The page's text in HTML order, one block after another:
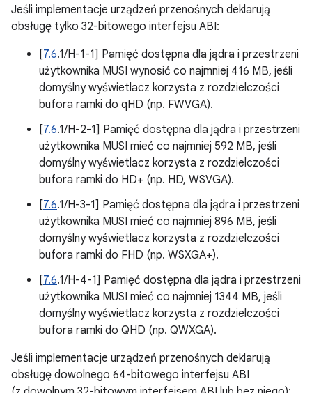
Jeśli implementacje urządzeń przenośnych deklarują
obsługę tylko 32-bitowego interfejsu ABI:
[7.6.1/H-1-1] Pamięć dostępna dla jądra i przestrzeni
użytkownika MUSI wynosić co najmniej 416 MB, jeśli
domyślny wyświetlacz korzysta z rozdzielczości
bufora ramki do qHD (np. FWVGA).
[7.6.1/H-2-1] Pamięć dostępna dla jądra i przestrzeni
użytkownika MUSI mieć co najmniej 592 MB, jeśli
domyślny wyświetlacz korzysta z rozdzielczości
bufora ramki do HD+ (np. HD, WSVGA).
[7.6.1/H-3-1] Pamięć dostępna dla jądra i przestrzeni
użytkownika MUSI mieć co najmniej 896 MB, jeśli
domyślny wyświetlacz korzysta z rozdzielczości
bufora ramki do FHD (np. WSXGA+).
[7.6.1/H-4-1] Pamięć dostępna dla jądra i przestrzeni
użytkownika MUSI mieć co najmniej 1344 MB, jeśli
domyślny wyświetlacz korzysta z rozdzielczości
bufora ramki do QHD (np. QWXGA).
Jeśli implementacje urządzeń przenośnych deklarują
obsługę dowolnego 64-bitowego interfejsu ABI